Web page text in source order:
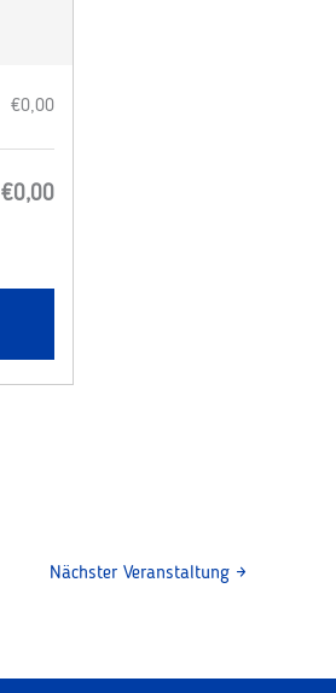
€0,00
€0,00
Nächster Veranstaltung →